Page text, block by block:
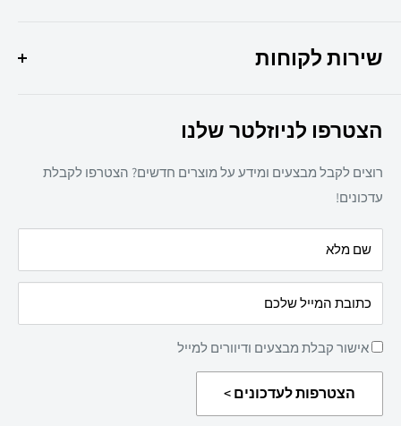
037307308
ציוד משרדי
חד פעמי
מזון
מאמרים
שירות לקוחות
תקנון אתר
מדיניות פרטיות
מדיניות החזרת מוצרים
הצטרפו לניוזלטר שלנו
רוצים לקבל מבצעים ומידע על מוצרים חדשים? הצטרפו לקבלת
עדכונים!
שם מלא
כתובת המייל שלכם
אישור קבלת מבצעים ודיוורים למייל
הצטרפות לעדכונים >